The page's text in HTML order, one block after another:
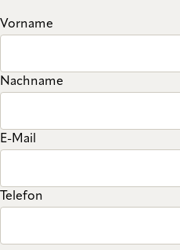
Vorname
Nachname
E-Mail
Telefon